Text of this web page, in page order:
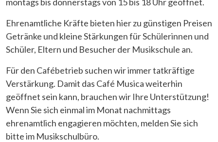
Ehrenamtliche Kräfte bieten hier zu günstigen Preisen
Getränke und kleine Stärkungen für Schülerinnen und
Schüler, Eltern und Besucher der Musikschule an.
Für den Cafébetrieb suchen wir immer tatkräftige
Verstärkung. Damit das Café Musica weiterhin
geöffnet sein kann, brauchen wir Ihre Unterstützung!
Wenn Sie sich einmal im Monat nachmittags
ehrenamtlich engagieren möchten, melden Sie sich
bitte im Musikschulbüro.